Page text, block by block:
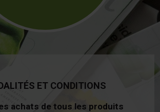
ET CONDITIONS
achats de tous les produits